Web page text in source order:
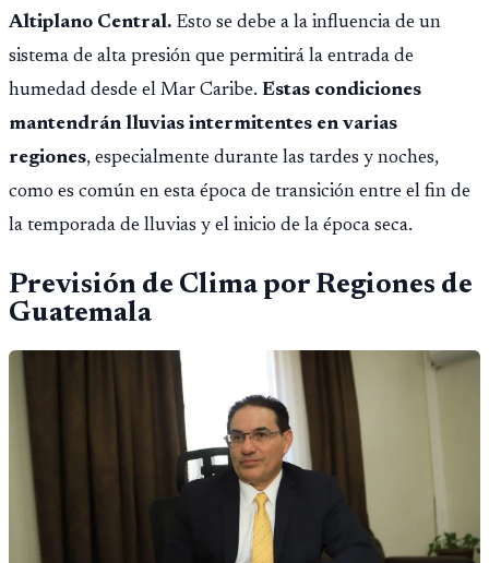
Altiplano Central. Esto se debe a la influencia de un
sistema de alta presión que permitirá la entrada de
humedad desde el Mar Caribe. Estas condiciones
mantendrán lluvias intermitentes en varias
regiones, especialmente durante las tardes y noches,
como es común en esta época de transición entre el fin de
la temporada de lluvias y el inicio de la época seca.
Previsión de Clima por Regiones de
Guatemala